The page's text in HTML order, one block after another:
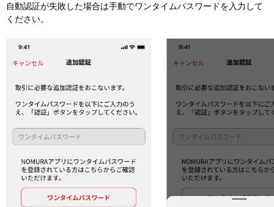
自動認証が失敗した場合は手動でワンタイムパスワードを入力して
ください。